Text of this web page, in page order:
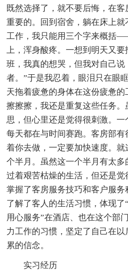
既然选择了，就不要后悔，在
重要的。回到宿舍，躺在床上
工作，我只能用三个字来概括
上，浑身酸疼。一想到明天又
班，我真的想哭，但我对自己
者。”于是我忍着，眼泪只在眼
天拖着疲惫的身体在这份疲惫
擦擦擦，我还是重复这些任务
思，但心里还是觉得很刺激。一
每天都在与时间赛跑。客房部
着你去做，一定要加快速度。
个半月。虽然这一个半月有太
过着艰苦枯燥的生活，但还是
掌握了客房服务技巧和客户服务
了解了客人的生活习惯，体现了
用心服务”在酒店、也在这个部
力工作的习惯，坚定了自己在
累的信念。
实习经历